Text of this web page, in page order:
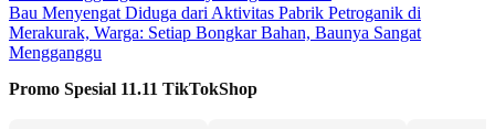
Bau Menyengat Diduga dari Aktivitas Pabrik Petroganik di
Merakurak, Warga: Setiap Bongkar Bahan, Baunya Sangat
Mengganggu
Promo Spesial 11.11 TikTokShop